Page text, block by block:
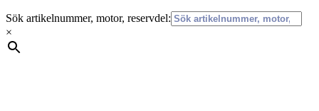
Sök artikelnummer, motor, reservdel:
×